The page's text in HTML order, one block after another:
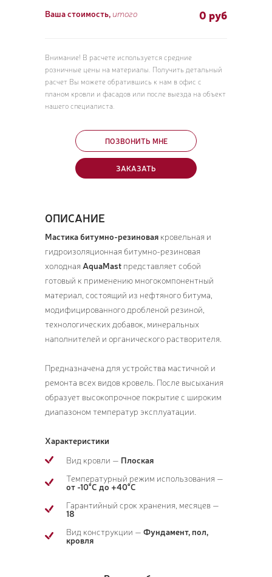
Ваша стоимость, итого 0 руб
Внимание! В расчете используется средние
розничные цены на материалы. Получить детальный
расчет Вы можете обратившись к нам в офис с
планом кровли и фасадов или после выезда на объект
нашего специалиста.
ПОЗВОНИТЬ МНЕ
ЗАКАЗАТЬ
ОПИСАНИЕ
Мастика битумно-резиновая кровельная и
гидроизоляционная битумно-резиновая
холодная AquaMast представляет собой
готовый к применению многокомпонентный
материал, состоящий из нефтяного битума,
модифицированного дробленой резиной,
технологических добавок, минеральных
наполнителей и органического растворителя.
Предназначена для устройства мастичной и
ремонта всех видов кровель. После высыхания
образует высокопрочное покрытие с широким
диапазоном температур эксплуатации.
Характеристики
Вид кровли — Плоская
Температурный режим использования —
от -10°С до +40°С
Гарантийный срок хранения, месяцев —
18
Вид конструкции — Фундамент, пол,
кровля